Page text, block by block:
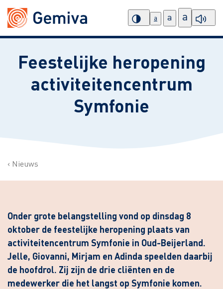
a a a
Feestelijke heropening
activiteitencentrum
Symfonie
Nieuws
Onder grote belangstelling vond op dinsdag 8
oktober de feestelijke heropening plaats van
activiteitencentrum Symfonie in Oud-Beijerland.
Jelle, Giovanni, Mirjam en Adinda speelden daarbij
de hoofdrol. Zij zijn de drie cliënten en de
medewerker die het langst op Symfonie komen.